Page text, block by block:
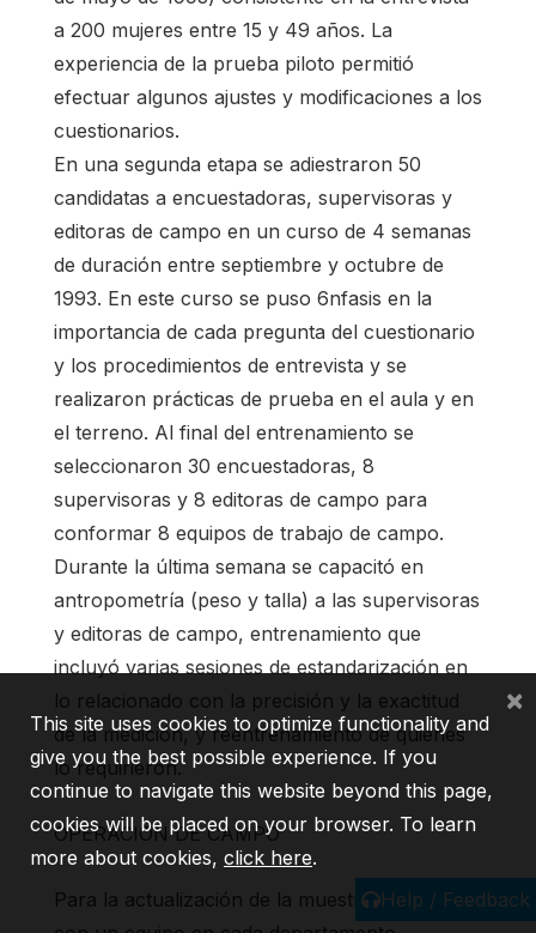
a 200 mujeres entre 15 y 49 años. La
experiencia de la prueba piloto permitió
efectuar algunos ajustes y modificaciones a los
cuestionarios.
En una segunda etapa se adiestraron 50
candidatas a encuestadoras, supervisoras y
editoras de campo en un curso de 4 semanas
de duración entre septiembre y octubre de
1993. En este curso se puso 6nfasis en la
importancia de cada pregunta del cuestionario
y los procedimientos de entrevista y se
realizaron prácticas de prueba en el aula y en
el terreno. Al final del entrenamiento se
seleccionaron 30 encuestadoras, 8
supervisoras y 8 editoras de campo para
conformar 8 equipos de trabajo de campo.
Durante la última semana se capacitó en
antropometría (peso y talla) a las supervisoras
y editoras de campo, entrenamiento que
incluyó varias sesiones de estandarización en
lo relacionado con la precisión y la exactitud
de la medición, y reentrenamiento de quienes
lo requirieron.
OPERACION DE CAMPO
Para la actualización de la muestra se contóHelp / Feedback
This site uses cookies to optimize functionality and
give you the best possible experience. If you
continue to navigate this website beyond this page,
cookies will be placed on your browser. To learn
more about cookies, click here.
×